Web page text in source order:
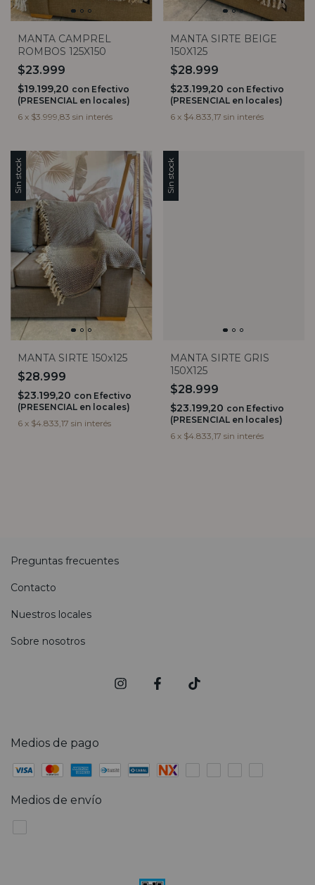
MANTA CAMPREL
ROMBOS 125X150
$23.999
$19.199,20 con Efectivo
(PRESENCIAL en locales)
6 x $3.999,83 sin interés
MANTA SIRTE BEIGE
150X125
$28.999
$23.199,20 con Efectivo
(PRESENCIAL en locales)
6 x $4.833,17 sin interés
Sin stock
MANTA SIRTE 150x125
$28.999
$23.199,20 con Efectivo
(PRESENCIAL en locales)
6 x $4.833,17 sin interés
Sin stock
MANTA SIRTE GRIS
150X125
$28.999
$23.199,20 con Efectivo
(PRESENCIAL en locales)
6 x $4.833,17 sin interés
Preguntas frecuentes
Contacto
Nuestros locales
Sobre nosotros
Medios de pago
Medios de envío